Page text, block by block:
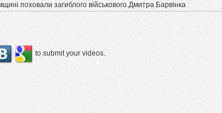
поховали загиблого військового Дмитра Барвінка
to submit your videos.